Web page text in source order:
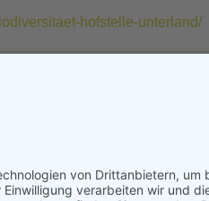
hofstelle-unterland/